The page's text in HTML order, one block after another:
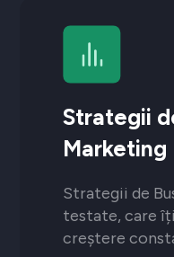
Strategii
Marketing
Strategii de
testate, care
creștere